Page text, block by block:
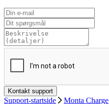
Support-startside Monta Charge